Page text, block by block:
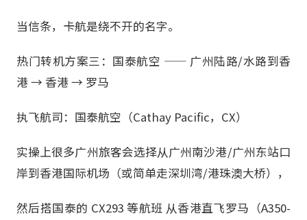
当信条，卡航是绕不开的名字。
热门转机方案三：国泰航空 —— 广州陆路/水路到香
港 → 香港 → 罗马
执飞航司：国泰航空（Cathay Pacific，CX）
实操上很多广州旅客会选择从广州南沙港/广州东站口
岸到香港国际机场（或简单走深圳湾/港珠澳大桥），
然后搭国泰的 CX293 等航班 从香港直飞罗马（A350-